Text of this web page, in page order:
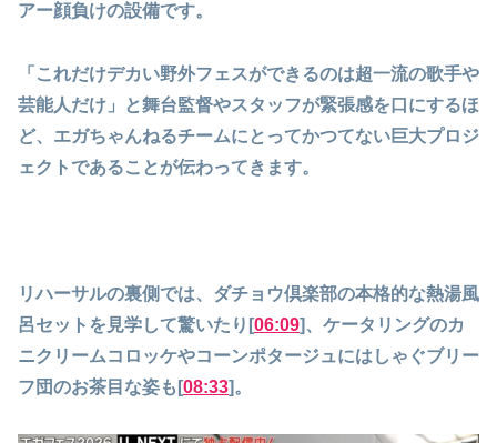
アー顔負けの設備です。
「これだけデカい野外フェスができるのは超一流の歌手や
芸能人だけ」と舞台監督やスタッフが緊張感を口にするほ
ど、エガちゃんねるチームにとってかつてない巨大プロジ
ェクトであることが伝わってきます。
リハーサルの裏側では、ダチョウ倶楽部の本格的な熱湯風
呂セットを見学して驚いたり[06:09]、ケータリングのカ
ニクリームコロッケやコーンポタージュにはしゃぐブリー
フ団のお茶目な姿も[08:33]。